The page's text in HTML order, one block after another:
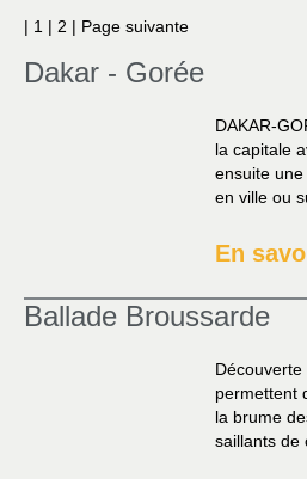
| 1 | 2 | Page suivante
Dakar - Gorée
DAKAR-
la capitale
ensuite
en ville ou
En
Ballade Broussarde
permettent
la brume
saillants de